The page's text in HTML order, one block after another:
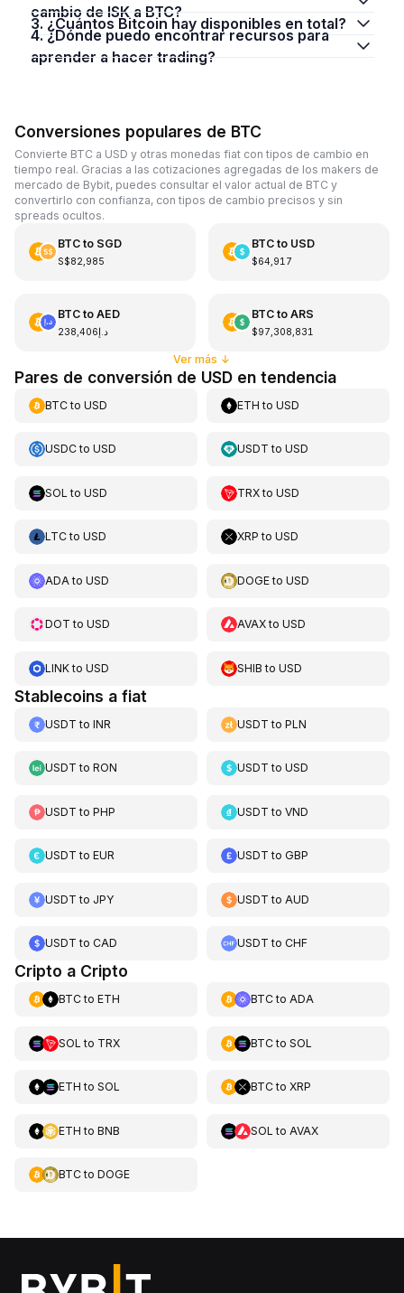
cambio de ISK a BTC?
3. ¿Cuántos Bitcoin hay disponibles en total?
4. ¿Dónde puedo encontrar recursos para
aprender a hacer trading?
Conversiones populares de BTC
Convierte BTC a USD y otras monedas fiat con tipos de cambio en
tiempo real. Gracias a las cotizaciones agregadas de los makers de
mercado de Bybit, puedes consultar el valor actual de BTC y
convertirlo con confianza, con tipos de cambio precisos y sin
spreads ocultos.
BTCto SGD
S$82,985
BTCto USD
$64,917
BTCto AED
د.إ238,406
BTCto ARS
$97,308,831
Ver más ↓
Pares de conversión de USD en tendencia
BTCto USD ETH toUSD
USDCto USD USDT toUSD
SOL to USD TRXtoUSD
LTCto USD XRP toUSD
ADA to USD DOGEtoUSD
DOT to USD AVAXtoUSD
LINKto USD SHIB toUSD
Stablecoins a fiat
USDT to INR USDT toPLN
USDT to RON USDT toUSD
USDT to PHP USDT toVND
USDT to EUR USDT toGBP
USDT to JPY USDT to AUD
USDT to CAD USDT toCHF
Cripto a Cripto
BTCto ETH BTCto ADA
SOL to TRX BTCto SOL
ETH to SOL BTCto XRP
ETH to BNB SOL to AVAX
BTCto DOGE